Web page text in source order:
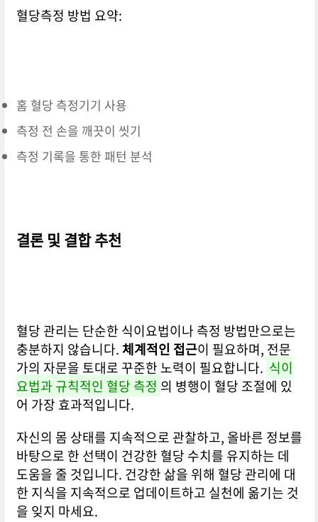
혈당측정 방법 요약:
홈 혈당 측정기기 사용
측정 전 손을 깨끗이 씻기
측정 기록을 통한 패턴 분석
결론 및 결합 추천
혈당 관리는 단순한 식이요법이나 측정 방법만으로는
충분하지 않습니다.체계적인 접근이 필요하며, 전문
가의 자문을 토대로 꾸준한 노력이 필요합니다. 식이
요법과 규칙적인 혈당 측정 의 병행이 혈당 조절에 있
어 가장 효과적입니다.
자신의 몸 상태를 지속적으로 관찰하고, 올바른 정보를
바탕으로 한 선택이 건강한 혈당 수치를 유지하는 데
도움을 줄 것입니다. 건강한 삶을 위해 혈당 관리에 대
한 지식을 지속적으로 업데이트하고 실천에 옮기는 것
을 잊지 마세요.